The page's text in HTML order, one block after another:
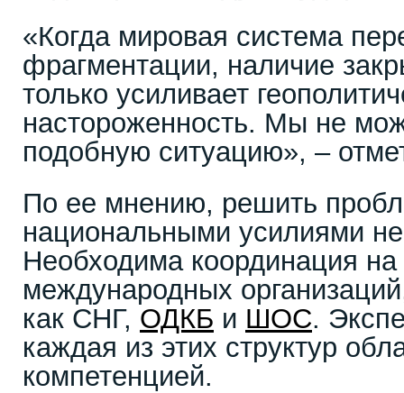
«Когда мировая система
фрагментации, наличие
только усиливает
настороженность. Мы не
подобную ситуацию», –
По ее мнению, решить
национальными усилиями
Необходима координация на
международных
как СНГ, ОДКБ и ШОС.
каждая из этих структур
компетенцией.